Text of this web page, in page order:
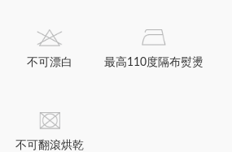
不可漂白 最高110度隔布熨燙
不可翻滾烘乾